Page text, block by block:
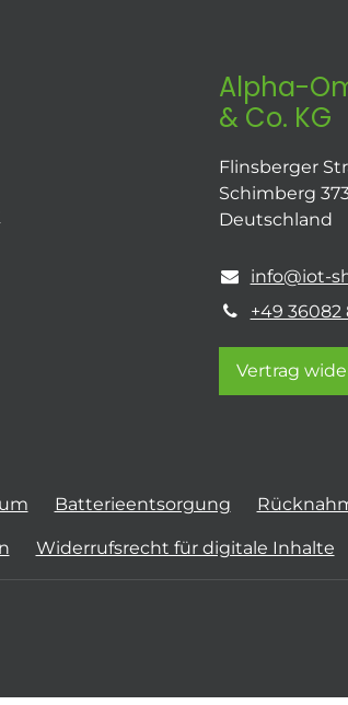
Alpha-
& Co. KG
Flinsberger
Schimberg
Deutschland
info@iot-
+49 36082
Vertrag
Batterieentsorgung
Widerrufsrecht für digitale Inhalte